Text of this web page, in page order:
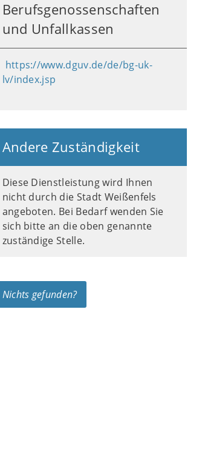
Berufsgenossenschaften
und Unfallkassen
https://www.dguv.de/de/bg-uk-
lv/index.jsp
Andere Zuständigkeit
Diese Dienstleistung wird Ihnen
nicht durch die Stadt Weißenfels
angeboten. Bei Bedarf wenden Sie
sich bitte an die oben genannte
zuständige Stelle.
Nichts gefunden?